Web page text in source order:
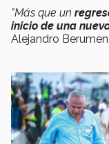
"Más que un
inicio de una
Alejandro